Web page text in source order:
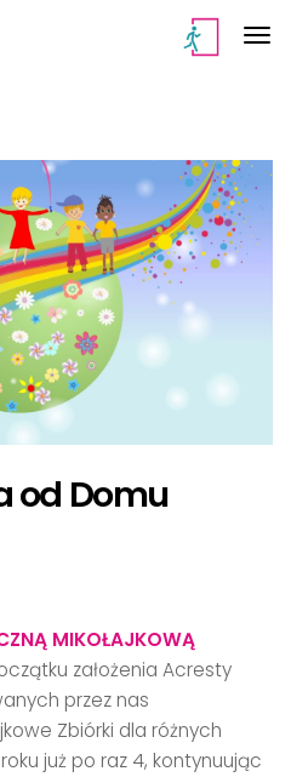
od Domu
MIKOŁAJKOWĄ
założenia Acresty
przez nas
Zbiórki dla różnych
już po raz 4, kontynuując